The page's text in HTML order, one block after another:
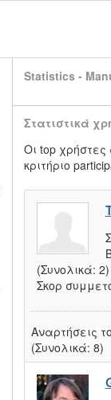
Statistics -
Στατιστικά
Οι top
κριτήριο
(Συνολικά: 2)
Σκορ
Αναρτήσεις
(Συνολικά: 8)